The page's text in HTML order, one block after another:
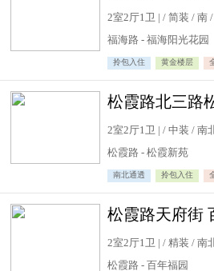
2室2厅1卫 | / 简装 / 南 /
福海路 - 福海阳光花园
拎包入住 黄金楼层
2室2厅1卫 | / 中装 / 南
松霞路 - 松霞新苑
南北通透 拎包入住
2室2厅1卫 | / 精装 / 南
松霞路 - 百年福园